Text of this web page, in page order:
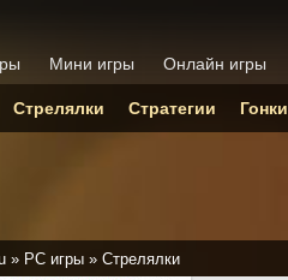
» PC игры » Стрелялки
Мини игры Онлайн игры
Стрелялки Стратегии Гонки